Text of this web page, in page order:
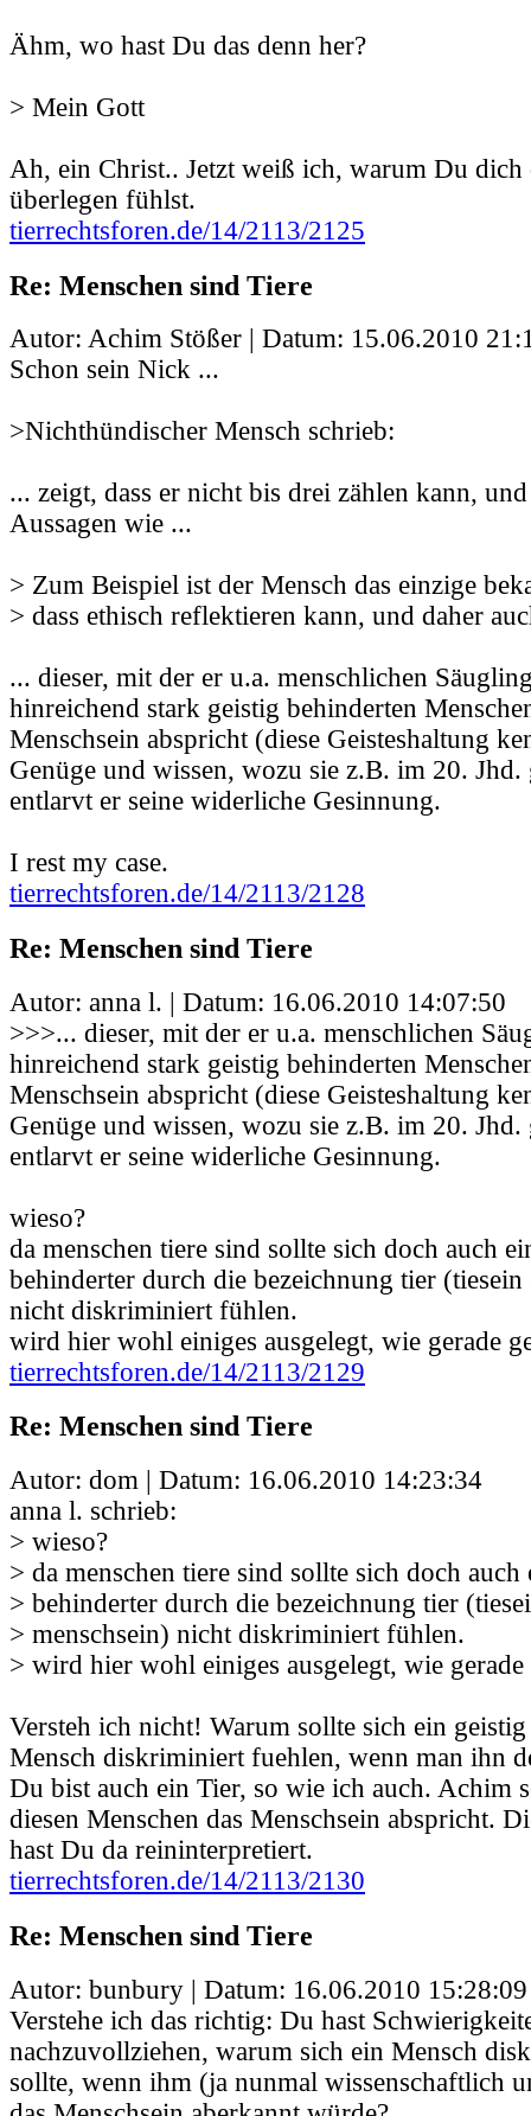
Ähm, wo hast Du das denn her?
> Mein Gott
Ah, ein Christ.. Jetzt weiß ich, warum Du dich
überlegen fühlst.
tierrechtsforen.de/14/2113/2125
Re: Menschen sind Tiere
Autor: Achim Stößer | Datum: 15.06.2010
Schon sein Nick ...
>Nichthündischer Mensch schrieb:
... zeigt, dass er nicht bis drei zählen kann,
Aussagen wie ...
> Zum Beispiel ist der Mensch das einzige
> dass ethisch reflektieren kann, und daher
... dieser, mit der er u.a. menschlichen
hinreichend stark geistig behinderten
Menschsein abspricht (diese Geisteshaltung
Genüge und wissen, wozu sie z.B. im 20.
entlarvt er seine widerliche Gesinnung.
I rest my case.
tierrechtsforen.de/14/2113/2128
Re: Menschen sind Tiere
Autor: anna l. | Datum: 16.06.2010 14:07:50
>>>... dieser, mit der er u.a. menschlichen
hinreichend stark geistig behinderten
Menschsein abspricht (diese Geisteshaltung
Genüge und wissen, wozu sie z.B. im 20.
entlarvt er seine widerliche Gesinnung.
wieso?
da menschen tiere sind sollte sich doch auch
behinderter durch die bezeichnung tier (tiesein
nicht diskriminiert fühlen.
wird hier wohl einiges ausgelegt, wie gerade
tierrechtsforen.de/14/2113/2129
Re: Menschen sind Tiere
Autor: dom | Datum: 16.06.2010 14:23:34
anna l. schrieb:
> wieso?
> da menschen tiere sind sollte sich doch auch
> behinderter durch die bezeichnung tier
> menschsein) nicht diskriminiert fühlen.
> wird hier wohl einiges ausgelegt, wie gerade
Versteh ich nicht! Warum sollte sich ein
Mensch diskriminiert fuehlen, wenn man ihn
Du bist auch ein Tier, so wie ich auch. Achim
diesen Menschen das Menschsein abspricht.
hast Du da reininterpretiert.
tierrechtsforen.de/14/2113/2130
Re: Menschen sind Tiere
Autor: bunbury | Datum: 16.06.2010 15:28:09
Verstehe ich das richtig: Du hast
nachzuvollziehen, warum sich ein Mensch
sollte, wenn ihm (ja nunmal wissenschaftlich